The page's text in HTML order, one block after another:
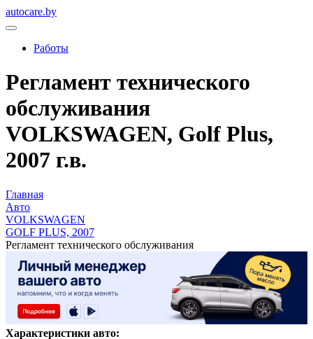
autocare.by
Работы
Регламент технического
обслуживания
VOLKSWAGEN, Golf Plus,
2007 г.в.
Главная
Авто
VOLKSWAGEN
GOLF PLUS, 2007
Регламент технического обслуживания
Характеристики авто: